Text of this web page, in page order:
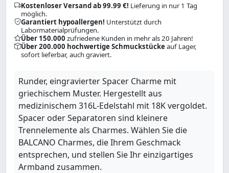
Kostenloser Versand ab 99.99 €! Lieferung in nur 1 Tag
möglich.
Garantiert hypoallergen! Unterstützt durch
Labormaterialprüfungen.
Über 150.000 zufriedene Kunden in mehr als 20 Jahren!
Über 200.000 hochwertige Schmuckstückeauf Lager,
sofort lieferbar, auch graviert.
Runder, eingravierter Spacer Charme mit
griechischem Muster. Hergestellt aus
medizinischem 316L-Edelstahl mit 18K vergoldet.
Spacer oder Separatoren sind kleinere
Trennelemente als Charmes. Wählen Sie die
BALCANO Charmes, die Ihrem Geschmack
entsprechen, und stellen Sie Ihr einzigartiges
Armband zusammen.